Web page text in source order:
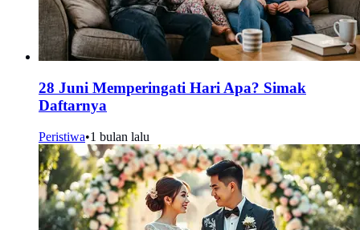
28 Juni Memperingati Hari Apa? Simak
Daftarnya
Peristiwa•1 bulan lalu